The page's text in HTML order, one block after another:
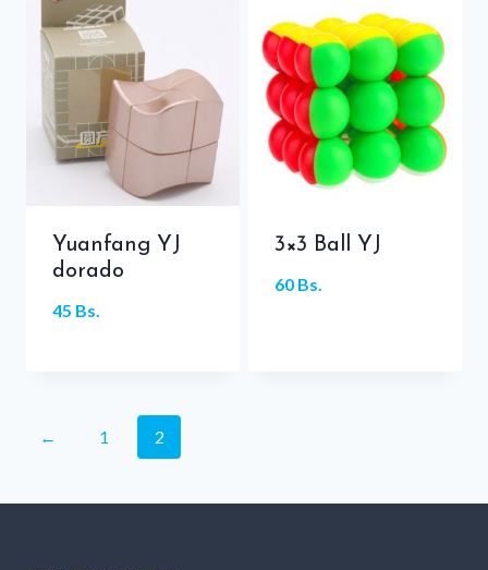
Yuanfang YJ
dorado
45 Bs.
3×3 Ball YJ
60 Bs.
← 1 2